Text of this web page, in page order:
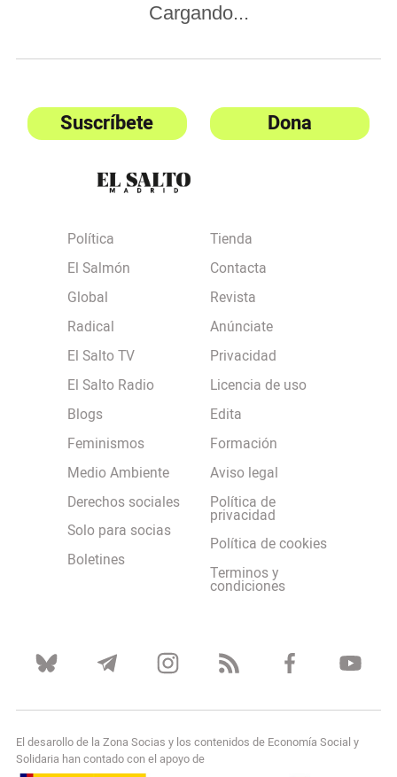
Cargando...
Suscríbete Dona
Política
El Salmón
Global
Radical
El Salto TV
El Salto Radio
Blogs
Feminismos
Medio Ambiente
Derechos sociales
Solo para socias
Boletines
Tienda
Contacta
Revista
Anúnciate
Privacidad
Licencia de uso
Edita
Formación
Aviso legal
Política de
privacidad
Política de cookies
Terminos y
condiciones
El desarollo de la Zona Socias y los contenidos de Economía Social y
Solidaria han contado con el apoyo de